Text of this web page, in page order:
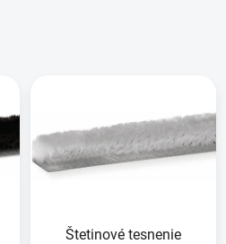
Štetinové tesnenie